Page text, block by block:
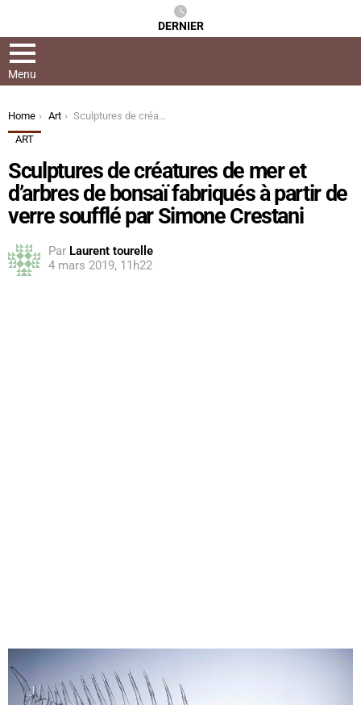
DERNIER
Menu
You are here:
Home Art
Sculptures de créatures de mer et d’arbres de bonsaï fabriqués à partir de verre soufflé par Simone Crestani
ART
Sculptures de créatures de mer et
d’arbres de bonsaï fabriqués à partir de
verre soufflé par Simone Crestani
Par Laurent tourelle
4 mars 2019, 11h22